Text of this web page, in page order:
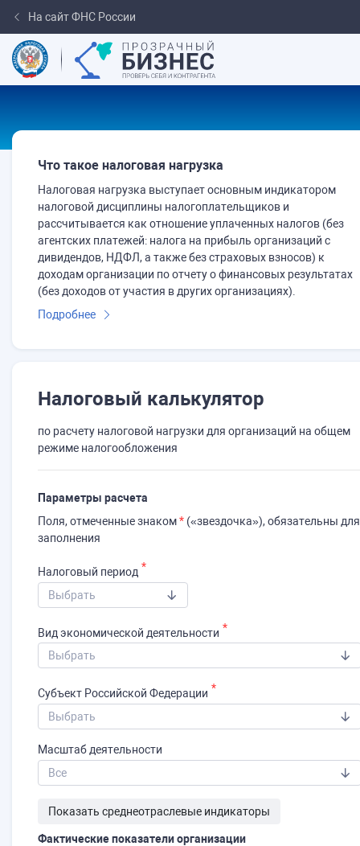
На сайт ФНС России
Что такое налоговая нагрузка
Налоговая нагрузка выступает основным индикатором
налоговой дисциплины налогоплательщиков и
рассчитывается как отношение уплаченных налогов (без
агентских платежей: налога на прибыль организаций с
дивидендов, НДФЛ, а также без страховых взносов) к
доходам организации по отчету о финансовых результатах
(без доходов от участия в других организациях).
Подробнее
Налоговый калькулятор
по расчету налоговой нагрузки для организаций на общем
режиме налогообложения
Параметры расчета
Поля, отмеченные знаком* («звездочка»), обязательны для
заполнения
Налоговый период
​Выбрать
Вид экономической деятельности
​Выбрать
Субъект Российской Федерации
​Выбрать
Масштаб деятельности
​Все
Показать среднеотраслевые индикаторы
Фактические показатели организации